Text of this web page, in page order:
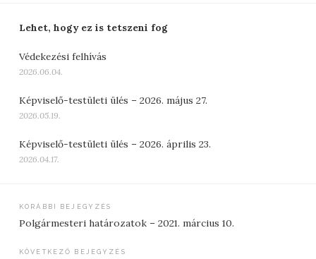
Lehet, hogy ez is tetszeni fog
Védekezési felhívás
2026.06.04.
Képviselő-testületi ülés – 2026. május 27.
2026.05.19.
Képviselő-testületi ülés – 2026. április 23.
2026.04.17.
Bejegyzés
navigáció
KORÁBBI BEJEGYZÉS
Polgármesteri határozatok – 2021. március 10.
KÖVETKEZŐ BEJEGYZÉS